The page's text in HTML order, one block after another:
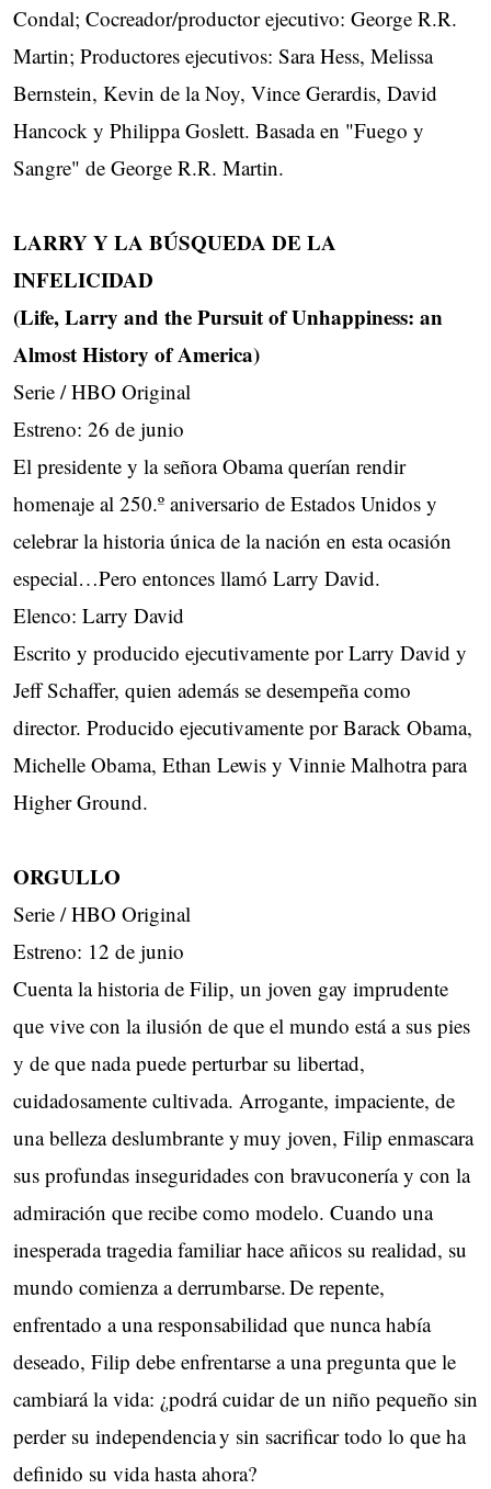
Condal; Cocreador/productor ejecutivo: George R.R.
Martin; Productores ejecutivos: Sara Hess, Melissa
Bernstein, Kevin de la Noy, Vince Gerardis, David
Hancock y Philippa Goslett. Basada en "Fuego y
Sangre" de George R.R. Martin.
LARRY Y LA BÚSQUEDA DE LA
INFELICIDAD
(Life, Larry and the Pursuit of Unhappiness: an
Almost History of America)
Serie / HBO Original
Estreno: 26 de junio
El presidente y la señora Obama querían rendir
homenaje al 250.º aniversario de Estados Unidos y
celebrar la historia única de la nación en esta ocasión
especial…Pero entonces llamó Larry David.
Elenco: Larry David
Escrito y producido ejecutivamente por Larry David y
Jeff Schaffer, quien además se desempeña como
director. Producido ejecutivamente por Barack Obama,
Michelle Obama, Ethan Lewis y Vinnie Malhotra para
Higher Ground.
ORGULLO
Serie / HBO Original
Estreno: 12 de junio
Cuenta la historia de Filip, un joven gay imprudente
que vive con la ilusión de que el mundo está a sus pies
y de que nada puede perturbar su libertad,
cuidadosamente cultivada. Arrogante, impaciente, de
una belleza deslumbrante y muy joven, Filip enmascara
sus profundas inseguridades con bravuconería y con la
admiración que recibe como modelo. Cuando una
inesperada tragedia familiar hace añicos su realidad, su
mundo comienza a derrumbarse. De repente,
enfrentado a una responsabilidad que nunca había
deseado, Filip debe enfrentarse a una pregunta que le
cambiará la vida: ¿podrá cuidar de un niño pequeño sin
perder su independencia y sin sacrificar todo lo que ha
definido su vida hasta ahora?